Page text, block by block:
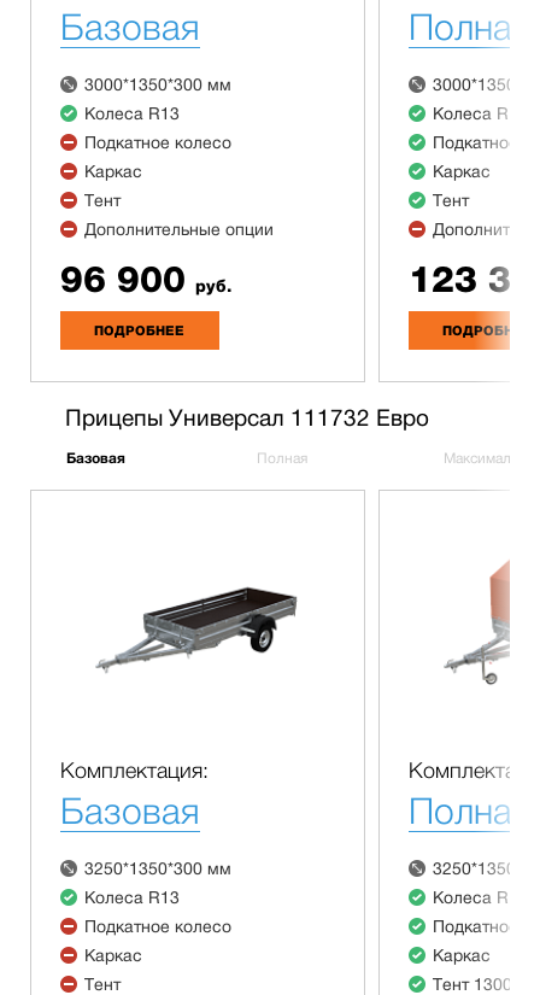
Базовая
3000*1350*300 мм
Колеса R13
Подкатное колесо
Каркас
Тент
Дополнительные опции
96 900 руб.
ПОДРОБНЕЕ
Полная
Колеса R13
Подкатное
Каркас
Тент
123
ПОДРОБНЕЕ
Прицепы Универсал 111732 Евро
Базовая Полная Максимальная
Комплектация:
Базовая
3250*1350*300 мм
Колеса R13
Подкатное колесо
Каркас
Тент
Полная
Колеса R13
Подкатное
Каркас
Тент 1300 мм